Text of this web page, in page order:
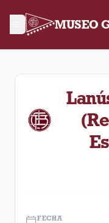
MUSEO
Fecha 6. Partido
FECHA